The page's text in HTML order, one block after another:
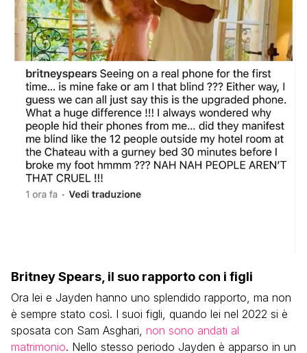
Britney Spears, il suo rapporto con i figli
Ora lei e Jayden hanno uno splendido rapporto, ma non
è sempre stato così. I suoi figli, quando lei nel 2022 si è
sposata con Sam Asghari, non sono andati al
matrimonio. Nello stesso periodo Jayden è apparso in un